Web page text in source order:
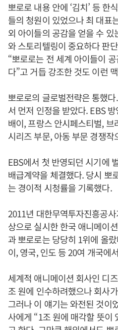
뽀로로 내용 안에 ‘김치’ 등 한
들의 청원이 있었으나 최 대표
외 아이들의 공감을 얻을 수
와 스토리텔링이 중요하다 판
“뽀로로는 전 세계 아이들이
다”고 거듭 강조한 것도 이런
뽀로로의 글로벌전략은 통했
서 먼저 인정을 받았다. EBS
배이, 프랑스 안시페스티벌,
시리즈 부문, 아동 부문 경쟁작
EBS에서 첫 반영되던 시기에
배급계약을 체결했다. 당시 뽀
는 경이적 시청률을 기록했다.
2011년 대한무역투자진흥공
상으로 실시한 한국 애니메이
과 뽀로로는 당당히 1위에 올
이, 영국, 인도 등 20여 개국에
세계적 애니메이션 회사인 디
조 원에 인수하려했으나 회사
그러나 이 얘기는 와전된 것이
사에게 “1조 원에 매각할 뜻이